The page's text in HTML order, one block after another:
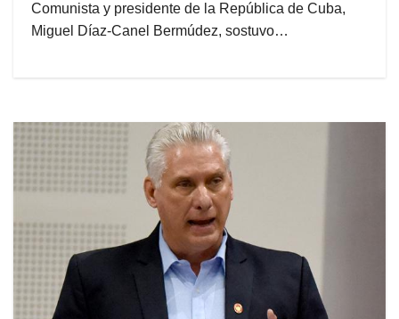
Comunista y presidente de la República de Cuba,
Miguel Díaz-Canel Bermúdez, sostuvo…